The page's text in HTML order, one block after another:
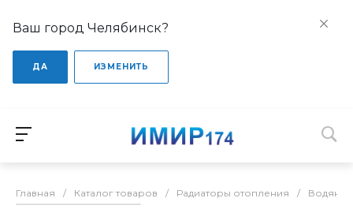
Ваш город Челябинск?
ДА ИЗМЕНИТЬ
Главная / Каталог товаров / Радиаторы отопления /